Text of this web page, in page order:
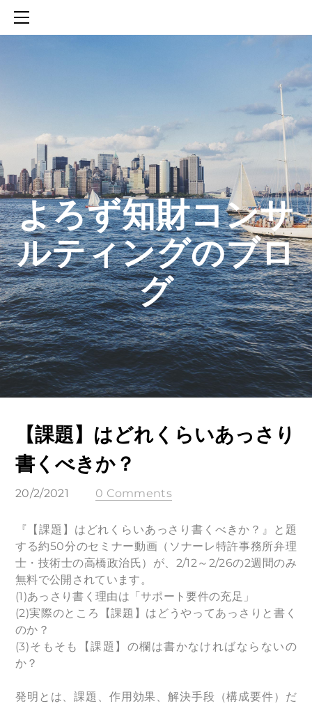
​よろず知財コンサ
ルティングのブロ
グ
【課題】はどれくらいあっさり
書くべきか？
20/2/2021 0 Comments
​『【課題】はどれくらいあっさり書くべきか？』と題
する約50分のセミナー動画（ソナーレ特許事務所弁理
士・技術士の高橋政治氏）が、2/12～2/26の2週間のみ
無料で公開されています。
(1)あっさり書く理由は「サポート要件の充足」
(2)実際のところ【課題】はどうやってあっさりと書く
のか？
(3)そもそも【課題】の欄は書かなければならないの
か？
発明とは、課題、作用効果、解決手段（構成要件）だ
SERVICES
知財活動のROICへの貢献
生成AIを活用した知財戦略の策定方法
生成AIとの「壁打ち」で、新たな発明を創出する方法